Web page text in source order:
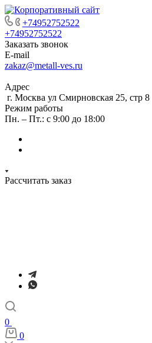
+74952752522
+74952752522
Заказать звонок
E-mail
zakaz@metall-ves.ru
Адрес
г. Москва ул Смирновская 25, стр 8
Режим работы
Пн. – Пт.: с 9:00 до 18:00
Рассчитать заказ
0
0